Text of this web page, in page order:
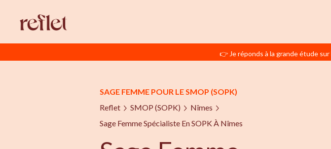
👉 Je réponds à la grande étude
SAGE FEMME POUR LE SMOP (SOPK)
Reflet
SMOP (SOPK)
Nîmes
Sage Femme Spécialiste En SOPK À Nîmes